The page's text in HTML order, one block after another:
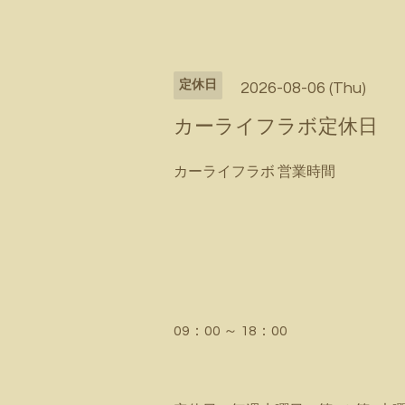
定休日 2026-08-06 (Thu)
カーライフラボ定休日
カーライフラボ 営業時間
09：00 ～ 18：00